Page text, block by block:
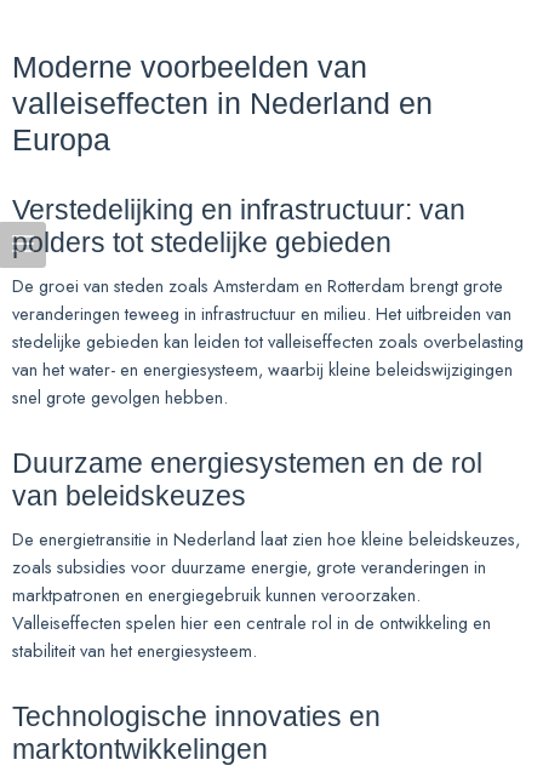
Moderne voorbeelden van
valleiseffecten in Nederland en
Europa
Verstedelijking en infrastructuur: van
polders tot stedelijke gebieden
De groei van steden zoals Amsterdam en Rotterdam brengt grote
veranderingen teweeg in infrastructuur en milieu. Het uitbreiden van
stedelijke gebieden kan leiden tot valleiseffecten zoals overbelasting
van het water- en energiesysteem, waarbij kleine beleidswijzigingen
snel grote gevolgen hebben.
Duurzame energiesystemen en de rol
van beleidskeuzes
De energietransitie in Nederland laat zien hoe kleine beleidskeuzes,
zoals subsidies voor duurzame energie, grote veranderingen in
marktpatronen en energiegebruik kunnen veroorzaken.
Valleiseffecten spelen hier een centrale rol in de ontwikkeling en
stabiliteit van het energiesysteem.
Technologische innovaties en
marktontwikkelingen